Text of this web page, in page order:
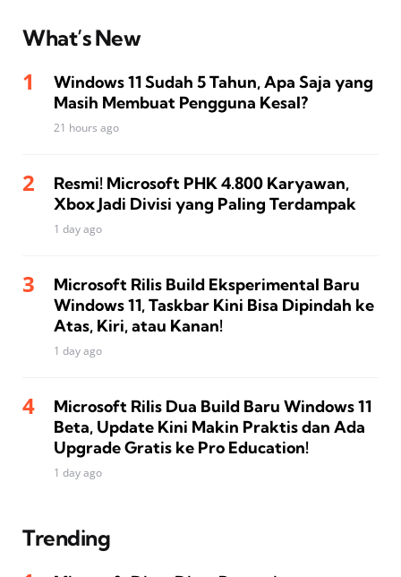
What’s New
Windows 11 Sudah 5 Tahun, Apa Saja yang
Masih Membuat Pengguna Kesal?
21 hours ago
Resmi! Microsoft PHK 4.800 Karyawan,
Xbox Jadi Divisi yang Paling Terdampak
1 day ago
Microsoft Rilis Build Eksperimental Baru
Windows 11, Taskbar Kini Bisa Dipindah ke
Atas, Kiri, atau Kanan!
1 day ago
Microsoft Rilis Dua Build Baru Windows 11
Beta, Update Kini Makin Praktis dan Ada
Upgrade Gratis ke Pro Education!
1 day ago
Trending